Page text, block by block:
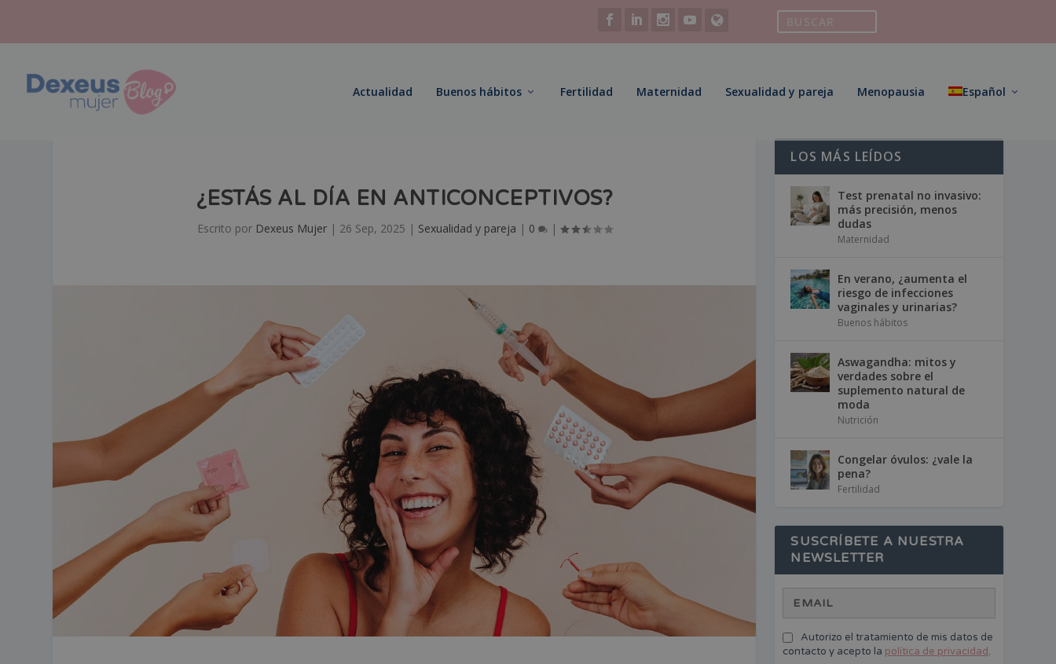
Actualidad Buenos hábitos Fertilidad Maternidad Sexualidad y pareja Menopausia Español
¿ESTÁS AL DÍA EN ANTICONCEPTIVOS?
Escrito por Dexeus Mujer| 26 Sep, 2025 | Sexualidad y pareja | 0 |
LOS MÁS LEÍDOS
Test prenatal no invasivo:
más precisión, menos
dudas
Maternidad
En verano, ¿aumenta el
riesgo de infecciones
vaginales y urinarias?
Buenos hábitos
Aswagandha: mitos y
verdades sobre el
suplemento natural de
moda
Nutrición
Congelar óvulos: ¿vale la
pena?
Fertilidad
SUSCRÍBETE A NUESTRA
NEWSLETTER
Autorizo el tratamiento de mis datos de
contacto y acepto la política de privacidad.